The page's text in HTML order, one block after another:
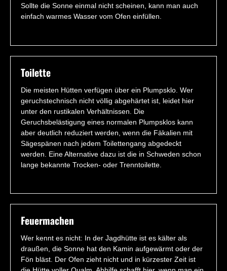
Sollte die Sonne einmal nicht scheinen, kann man auch
einfach warmes Wasser vom Ofen einfüllen.
Toilette
Die meisten Hütten verfügen über ein Plumpsklo. Wer
geruchstechnisch nicht völlig abgehärtet ist, leidet hier
unter den rustikalen Verhältnissen. Die
Geruchsbelästigung eines normalen Plumpsklos kann
aber deutlich reduziert werden, wenn die Fäkalien mit
Sägespänen nach jedem Toilettengang abgedeckt
werden. Eine Alternative dazu ist die in Schweden schon
lange bekannte Trocken- oder Trenntoilette.
Feuermachen
Wer kennt es nicht: In der Jagdhütte ist es kälter als
draußen, die Sonne hat den Kamin aufgewärmt oder der
Fön bläst. Der Ofen zieht nicht und in kürzester Zeit ist